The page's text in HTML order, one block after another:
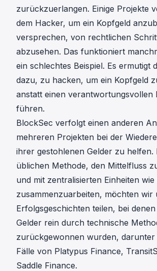
zurückzuerlangen. Einige Projekte
dem Hacker, um ein Kopfgeld
versprechen, von rechtlichen
abzusehen. Das funktioniert
ein schlechtes Beispiel. Es ermutigt
dazu, zu hacken, um ein Kopfgeld
anstatt einen verantwortungsvollen
führen.
BlockSec verfolgt einen anderen
mehreren Projekten bei der
ihrer gestohlenen Gelder zu helfen.
üblichen Methode, den Mittelfluss
und mit zentralisierten Einheiten
zusammenzuarbeiten, möchten wir
Erfolgsgeschichten teilen, bei
Gelder rein durch technische
zurückgewonnen wurden, darunter
Fälle von Platypus Finance,
Saddle Finance.